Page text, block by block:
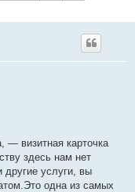
— визитная карточка
здесь нам нет
другие услуги, вы
одна из самых